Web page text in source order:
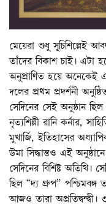
মেয়েরা শুধু সূচিশিল্পেই
তাঁদের বিকাশ চাই। এটা
অনুপ্রাণিত হয়ে অনেকেই
দলের প্রথম প্রদর্শনী
সেদিনের সেই অনুষ্ঠান ছিল
নৃত্যশিল্পী রানি কর্নার,
মুখার্জি, ইতিহাসের
উমা সিদ্ধান্তও এই
সেদিনের বিশিষ্ট অতিথি।
ছিল “দ্য গ্রুপ” পশ্চিমবঙ্গ
আজও তারা